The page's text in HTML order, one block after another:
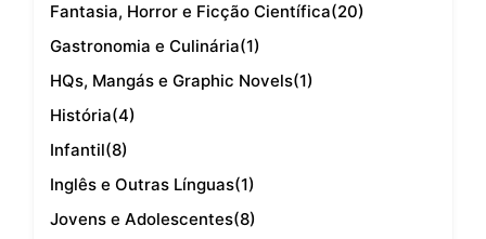
Fantasia, Horror e Ficção Científica(20)
Gastronomia e Culinária(1)
HQs, Mangás e Graphic Novels(1)
História(4)
Infantil(8)
Inglês e Outras Línguas(1)
Jovens e Adolescentes(8)